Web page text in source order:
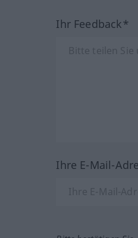
Ihr Feedback*
Ihre E-Mail-